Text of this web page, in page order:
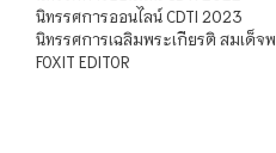
นิทรรศการออนไลน์ CDTI 2023
นิทรรศการเฉลิมพระเกียรติ สมเด็จ
FOXIT EDITOR